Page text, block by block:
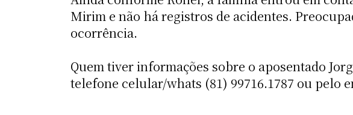
Mirim e não há registros de acidentes.
ocorrência.
Quem tiver informações sobre o aposentado
telefone celular/whats (81) 99716.1787 ou pelo